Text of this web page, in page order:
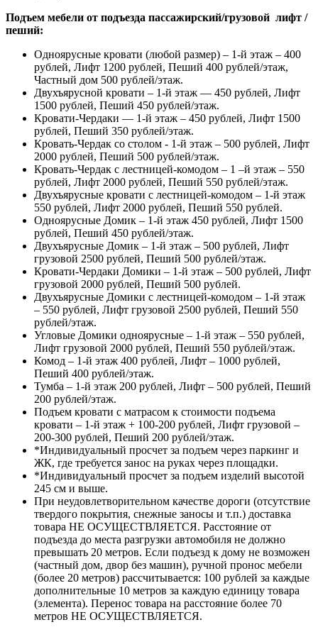
Подъем мебели от подъезда пассажирский/грузовой лифт /
пеший:
Одноярусные кровати (любой размер) – 1-й этаж – 400
рублей, Лифт 1200 рублей, Пеший 400 рублей/этаж,
Частный дом 500 рублей/этаж.
Двухъярусной кровати – 1-й этаж — 450 рублей, Лифт
1500 рублей, Пеший 450 рублей/этаж.
Кровати-Чердаки — 1-й этаж – 450 рублей, Лифт 1500
рублей, Пеший 350 рублей/этаж.
Кровать-Чердак со столом - 1-й этаж – 500 рублей, Лифт
2000 рублей, Пеший 500 рублей/этаж.
Кровать-Чердак с лестницей-комодом – 1 –й этаж – 550
рублей, Лифт 2000 рублей, Пеший 550 рублей/этаж.
Двухъярусные кровати с лестницей-комодом – 1-й этаж
550 рублей, Лифт 2000 рублей, Пеший 550 рублей.
Одноярусные Домик – 1-й этаж 450 рублей, Лифт 1500
рублей, Пеший 450 рублей/этаж.
Двухъярусные Домик – 1-й этаж – 500 рублей, Лифт
грузовой 2500 рублей, Пеший 500 рублей/этаж.
Кровати-Чердаки Домики – 1-й этаж – 500 рублей, Лифт
грузовой 2000 рублей, Пеший 500 рублей.
Двухъярусные Домики с лестницей-комодом – 1-й этаж
– 550 рублей, Лифт грузовой 2500 рублей, Пеший 550
рублей/этаж.
Угловые Домики одноярусные – 1-й этаж – 550 рублей,
Лифт грузовой 2000 рублей, Пеший 550 рублей/этаж.
Комод – 1-й этаж 400 рублей, Лифт – 1000 рублей,
Пеший 400 рублей/этаж.
Тумба – 1-й этаж 200 рублей, Лифт – 500 рублей, Пеший
200 рублей/этаж.
Подъем кровати с матрасом к стоимости подъема
кровати – 1-й этаж + 100-200 рублей, Лифт грузовой –
200-300 рублей, Пеший 200 рублей/этаж.
*Индивидуальный просчет за подъем через паркинг и
ЖК, где требуется занос на руках через площадки.
*Индивидуальный просчет за подъем изделий высотой
245 см и выше.
При неудовлетворительном качестве дороги (отсутствие
твердого покрытия, снежные заносы и т.п.) доставка
товара НЕ ОСУЩЕСТВЛЯЕТСЯ. Расстояние от
подъезда до места разгрузки автомобиля не должно
превышать 20 метров. Если подъезд к дому не возможен
(частный дом, двор без машин), ручной пронос мебели
(более 20 метров) рассчитывается: 100 рублей за каждые
дополнительные 10 метров за каждую единицу товара
(элемента). Перенос товара на расстояние более 70
метров НЕ ОСУЩЕСТВЛЯЕТСЯ.